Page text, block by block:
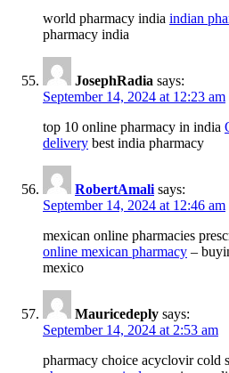
world pharmacy india indian
pharmacy india
JosephRadia says:
September 14, 2024 at 12:23 am
top 10 online pharmacy in india
delivery best india pharmacy
RobertAmali says:
September 14, 2024 at 12:46 am
mexican online pharmacies
online mexican pharmacy –
mexico
Mauricedeply says:
September 14, 2024 at 2:53 am
pharmacy choice acyclovir cold